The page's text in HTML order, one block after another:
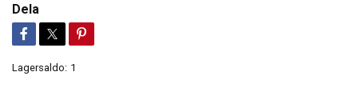
Dela
Lagersaldo: 1